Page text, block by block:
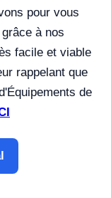
pour vous
à nos
facile et viable
rappelant que
de